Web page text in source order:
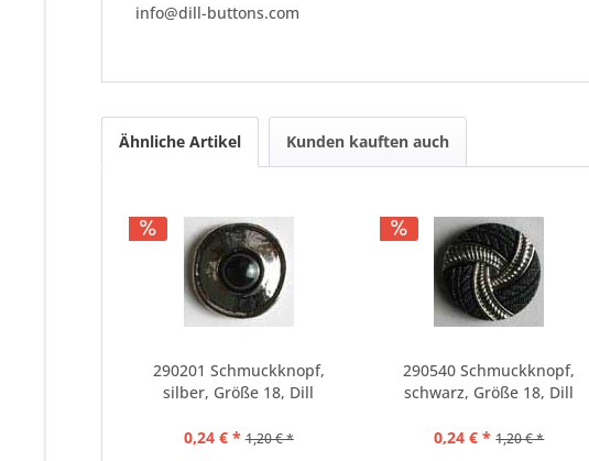
info@dill-buttons.com
Ähnliche Artikel Kunden kauften auch
290201 Schmuckknopf,
silber, Größe 18, Dill
0,24 € * 1,20 € *
290540 Schmuckknopf,
schwarz, Größe 18, Dill
0,24 € * 1,20 € *